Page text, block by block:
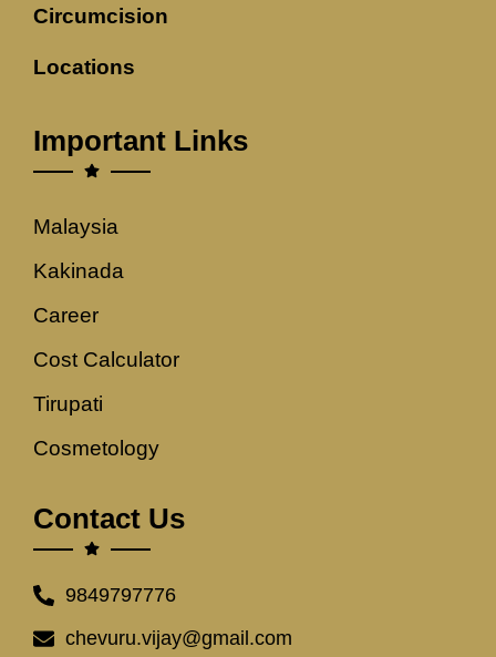
Circumcision
Locations
Important Links
Malaysia
Kakinada
Career
Cost Calculator
Tirupati
Cosmetology
Contact Us
9849797776
chevuru.vijay@gmail.com